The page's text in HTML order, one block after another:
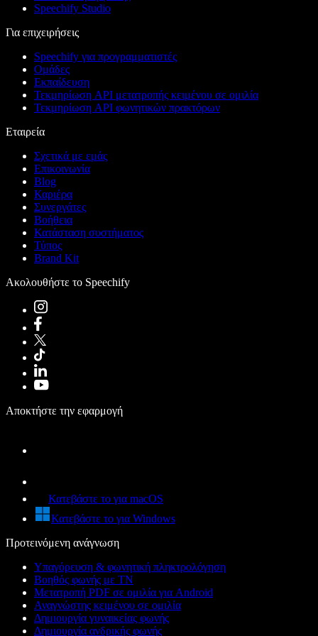
Speechify Studio
Για επιχειρήσεις
Speechify για προγραμματιστές
Ομάδες
Εκπαίδευση
Τεκμηρίωση API μετατροπής κειμένου σε ομιλία
Τεκμηρίωση API φωνητικών πρακτόρων
Εταιρεία
Σχετικά με εμάς
Επικοινωνία
Blog
Καριέρα
Συνεργάτες
Βοήθεια
Κατάσταση συστήματος
Τύπος
Brand Kit
Ακολουθήστε το Speechify
Αποκτήστε την εφαρμογή
Κατεβάστε το για macOS
Κατεβάστε το για Windows
Προτεινόμενη ανάγνωση
Υπαγόρευση & φωνητική πληκτρολόγηση
Βοηθός φωνής με ΤΝ
Μετατροπή PDF σε ομιλία για Android
Αναγνώστης κειμένου σε ομιλία
Δημιουργία γυναικείας φωνής
Δημιουργία ανδρικής φωνής